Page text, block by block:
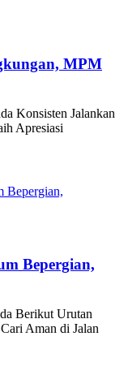
MPM
Konsisten Jalankan
Apresiasi
Bepergian,
Berikut Urutan
Aman di Jalan